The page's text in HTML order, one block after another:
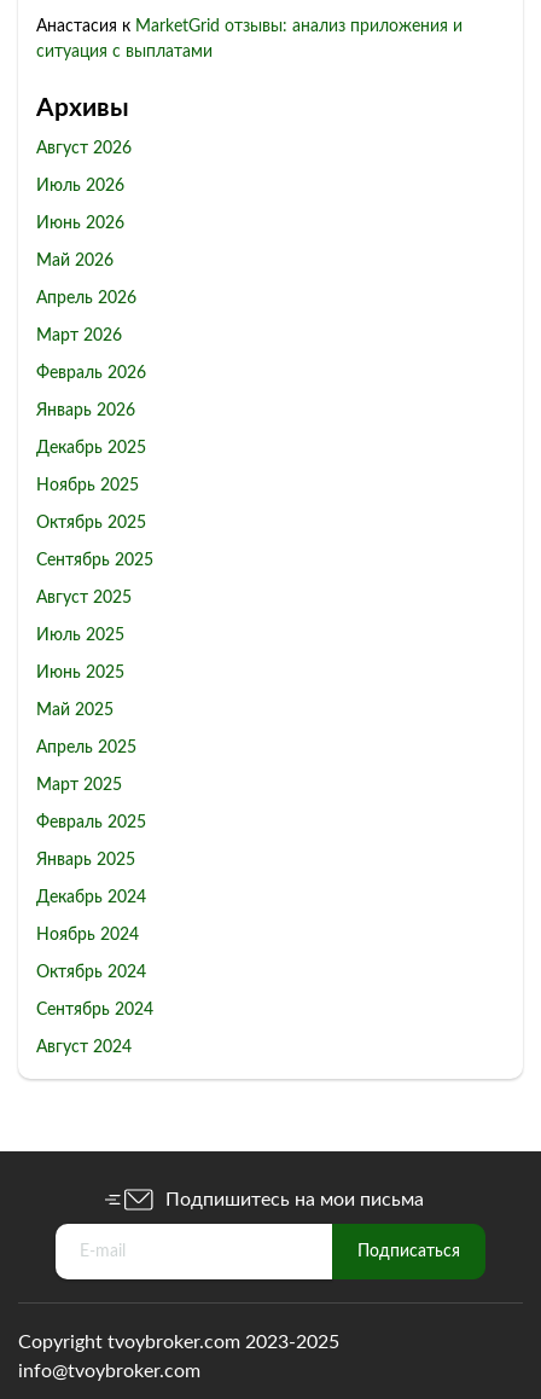
Анастасия к MarketGrid отзывы: анализ приложения и
ситуация с выплатами
Архивы
Август 2026
Июль 2026
Июнь 2026
Май 2026
Апрель 2026
Март 2026
Февраль 2026
Январь 2026
Декабрь 2025
Ноябрь 2025
Октябрь 2025
Сентябрь 2025
Август 2025
Июль 2025
Июнь 2025
Май 2025
Апрель 2025
Март 2025
Февраль 2025
Январь 2025
Декабрь 2024
Ноябрь 2024
Октябрь 2024
Сентябрь 2024
Август 2024
Подпишитесь на мои письма
Copyright tvoybroker.com 2023-2025
info@tvoybroker.com